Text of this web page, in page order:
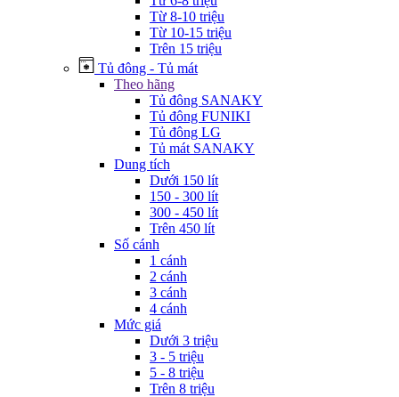
Từ 8-10 triệu
Từ 10-15 triệu
Trên 15 triệu
Tủ đông - Tủ mát
Theo hãng
Tủ đông SANAKY
Tủ đông FUNIKI
Tủ đông LG
Tủ mát SANAKY
Dung tích
Dưới 150 lít
150 - 300 lít
300 - 450 lít
Trên 450 lít
Số cánh
1 cánh
2 cánh
3 cánh
4 cánh
Mức giá
Dưới 3 triệu
3 - 5 triệu
5 - 8 triệu
Trên 8 triệu